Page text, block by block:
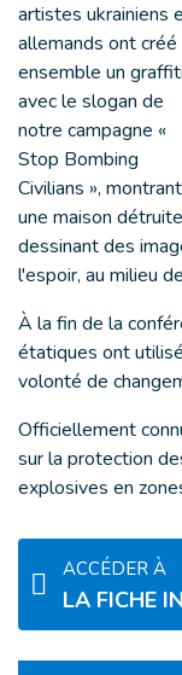
artistes ukrainiens
allemands ont créé
ensemble un graffiti
avec le slogan de
notre campagne «
Stop Bombing
Civilians », montrant
une maison
dessinant des
l'espoir, au milieu
À la fin de la
étatiques ont
volonté de
Officiellement
sur la protection
explosives en
ACCÉDER À
LA FICHE